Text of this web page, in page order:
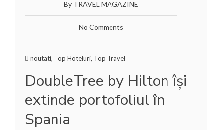
By TRAVEL MAGAZINE
No Comments
noutati, Top Hoteluri, Top Travel
DoubleTree by Hilton își
extinde portofoliul în
Spania